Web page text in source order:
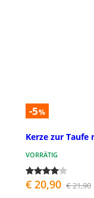
-5%
Kerze zur
VORRÄTIG
€ 20,90 € 21,90